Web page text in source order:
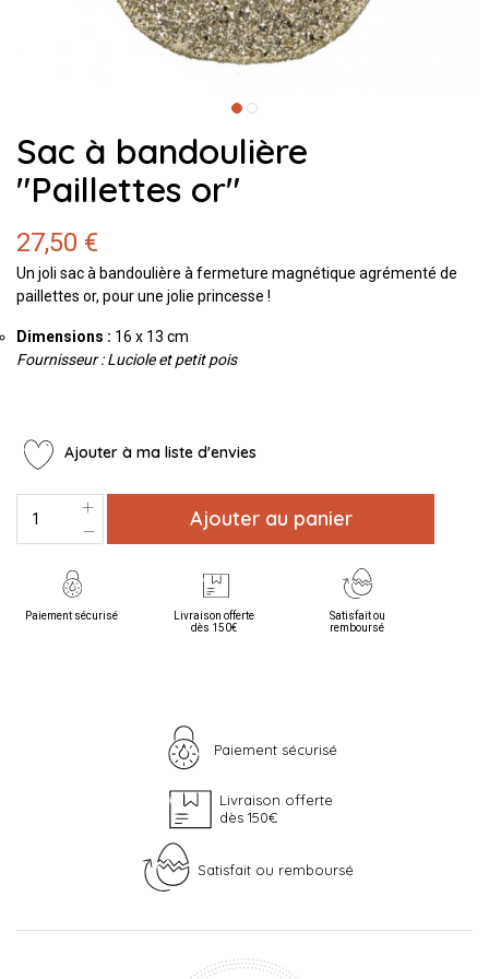
Sac à bandoulière
"Paillettes or"
27,50 €
Un joli sac à bandoulière à fermeture magnétique agrémenté de
paillettes or, pour une jolie princesse !
Dimensions : 16 x 13 cm
Fournisseur : Luciole et petit pois
Ajouter à ma liste d'envies
Ajouter au panier
Paiement sécurisé
Livraison offerte
dès 150€
Satisfait ou
remboursé
Paiement sécurisé
Livraison offerte
dès 150€
Satisfait ou remboursé